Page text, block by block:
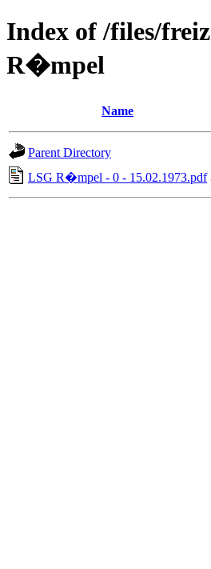
Index of /files/
R�mpel
Name
Parent Directory
LSG R�mpel - 0 - 15.02.1973.pdf